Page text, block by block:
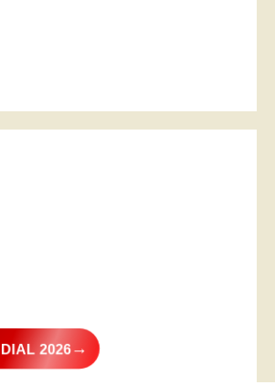
2026→